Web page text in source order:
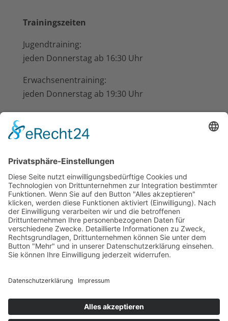
Trainingszeiten
Jugendtraining:
jeden Donnerstag ab 16:30 Uhr
Erwachsenentraining:
jeden Donnerstag ab 19:30 Uhr
im Schützenhaus beim Hotel-Restaurant
Busch-Atter, Eikesberg 51
Nächste Termine
AUG.
11
19:30-22:00 CEST
Übungsabend der Kreisdamen
AUG.
15
10:00 -12:00CEST
Optimierung Pflegezustand Friedhof Atter
AUG. 19:30- 22:00CEST
Kalender anzeigen